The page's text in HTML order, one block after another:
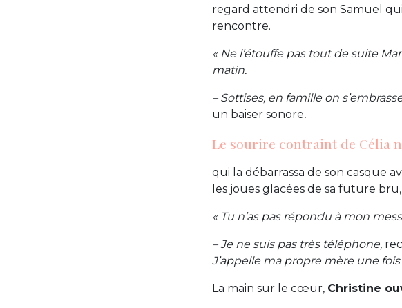
regard attendri de son Samuel
rencontre.
« Ne l’étouffe pas tout de suite
matin.
– Sottises, en famille on
un baiser sonore.
Le sourire contraint de Célia
qui la débarrassa de son casque
les joues glacées de sa future
« Tu n’as pas répondu à mon
– Je ne suis pas très téléphone,
J’appelle ma propre mère une
La main sur le cœur, Christine